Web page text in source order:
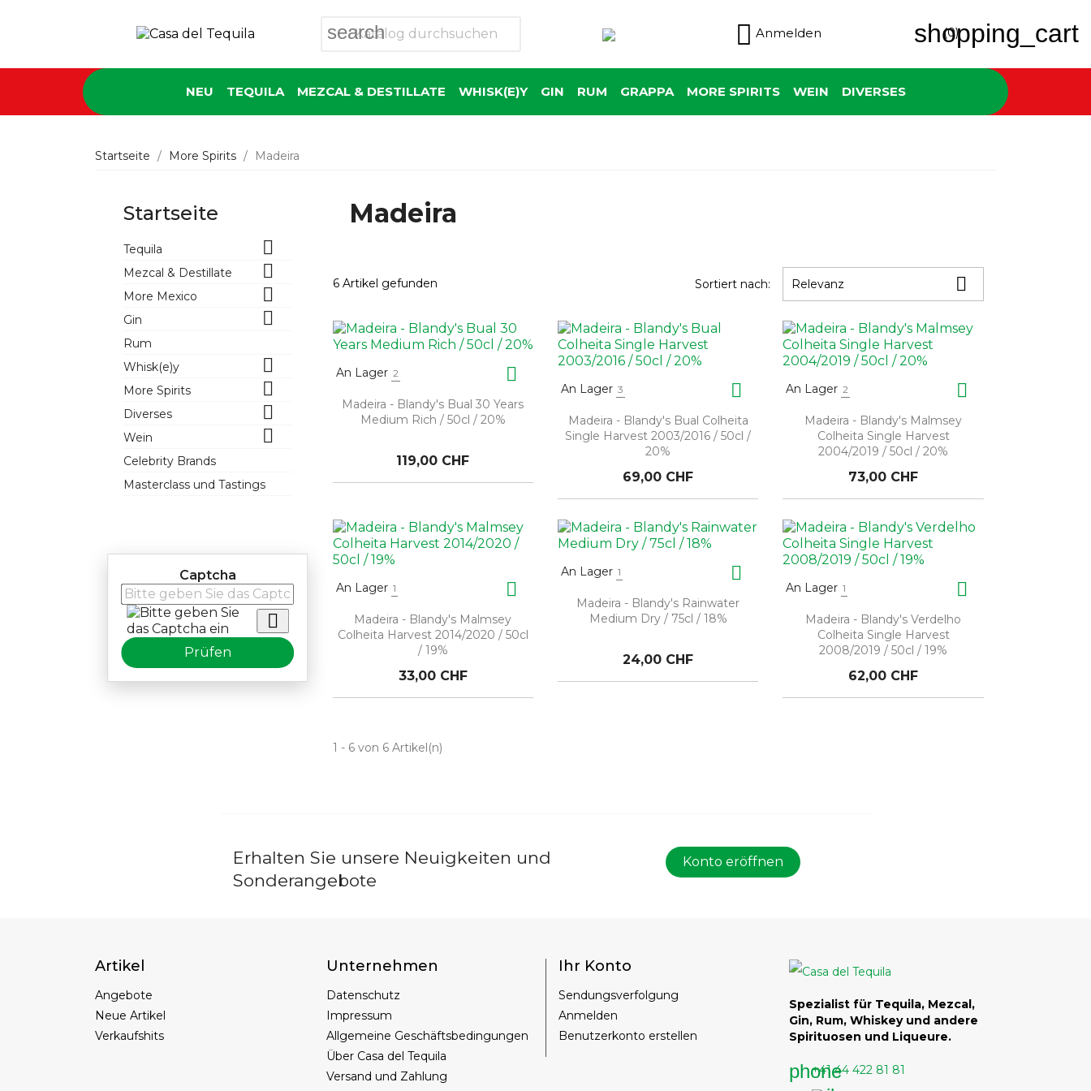
search  Anmelden shopping_cart
(0)
NEU TEQUILA MEZCAL & DESTILLATE WHISK(E)Y GIN RUM GRAPPA MORE SPIRITS WEIN DIVERSES
Startseite More Spirits Madeira
Startseite
Tequila 
Mezcal & Destillate 
More Mexico 
Gin 
Rum
Whisk(e)y

More Spirits 
Diverses 
Wein 
Celebrity Brands
Masterclass und Tastings
Filtern nach
ALKOHOL VOLUMEN
Bitte wählen
Captcha

Prüfen
Madeira
6 Artikel gefunden Sortiert nach: Relevanz 
An Lager 2 
Madeira - Blandy's Bual 30 Years
Medium Rich / 50cl / 20%
119,00 CHF
An Lager 3 
Madeira - Blandy's Bual Colheita
Single Harvest 2003/2016 / 50cl /
20%
69,00 CHF
An Lager 2 
Madeira - Blandy's Malmsey
Colheita Single Harvest
2004/2019 / 50cl / 20%
73,00 CHF
An Lager 1 
Madeira - Blandy's Malmsey
Colheita Harvest 2014/2020 / 50cl
/ 19%
33,00 CHF
An Lager 1 
Madeira - Blandy's Rainwater
Medium Dry / 75cl / 18%
24,00 CHF
An Lager 1 
Madeira - Blandy's Verdelho
Colheita Single Harvest
2008/2019 / 50cl / 19%
62,00 CHF
1 - 6 von 6 Artikel(n)
Erhalten Sie unsere Neuigkeiten und
Sonderangebote
Konto eröffnen
Artikel
Angebote
Neue Artikel
Verkaufshits
Unternehmen
Datenschutz
Impressum
Allgemeine Geschäftsbedingungen
Über Casa del Tequila
Versand und Zahlung
Ihr Konto
Sendungsverfolgung
Anmelden
Benutzerkonto erstellen
Spezialist für Tequila, Mezcal,
Gin, Rum, Whiskey und andere
Spirituosen und Liqueure.
phone
+41 44 422 81 81